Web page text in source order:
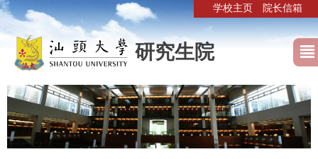
学校主页 院长信箱
研究生院